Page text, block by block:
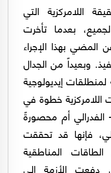
اللامركزية التي
بعدما تأخرت
المضي بهذا الإجراء
وبعيداً من الجدال
لمنطلقات إيديولوجية
اللامركزية خطوة في
الفدرالي أم محصورةً
فإنها قد تحققت
المناطقية
دفعت الأزمة إلى